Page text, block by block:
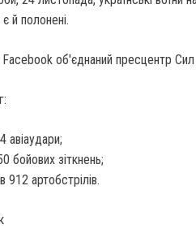
й полонені.
об'єднаний пресцентр
авіаудари;
бойових зіткнень;
912 артобстрілів.